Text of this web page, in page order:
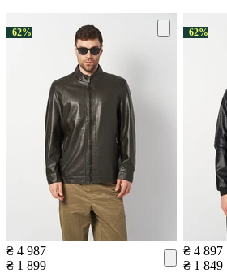
−62%
₴ 4 987
₴ 1 899
−62%
₴ 4 897
₴ 1 849